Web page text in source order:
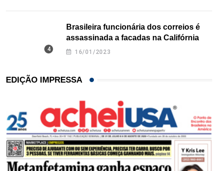
Brasileira funcionária dos correios é
assassinada a facadas na Califórnia
16/01/2023
EDIÇÃO IMPRESSA